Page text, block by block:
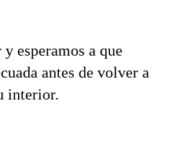
esperamos a que
antes de volver a
interior.